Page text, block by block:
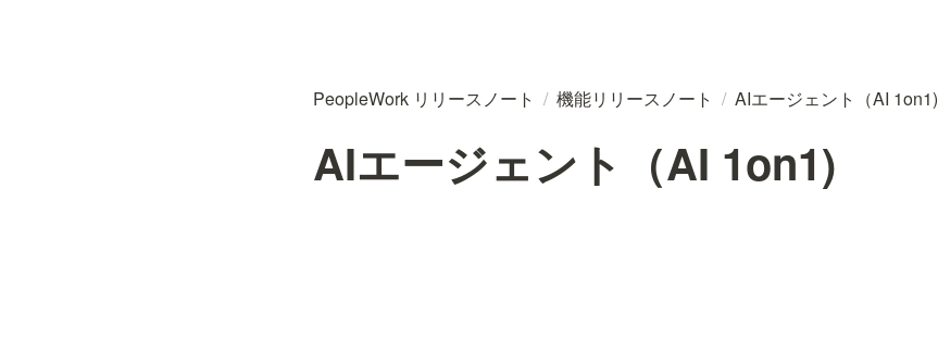
PeopleWork リリースノート / 機能リリースノート / AIエージェント（AI 1on1)
AIエージェント（AI 1on1)